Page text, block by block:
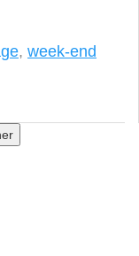
, week-end